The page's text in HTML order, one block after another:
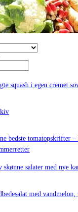
squash i egen cremet
bedste tomatopskrifter
skønne salater med nye
med